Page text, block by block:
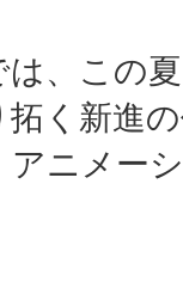
、この
く新進
ニメー